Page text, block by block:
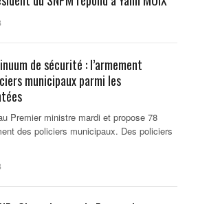
de sécurité : l’armement
municipaux parmi les
Premier ministre mardi et propose 78
des policiers municipaux. Des policiers